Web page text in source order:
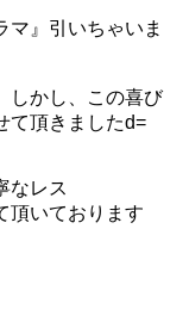
マ』引いちゃいま
しかし、この喜び
て頂きましたd=
なレス
頂いております